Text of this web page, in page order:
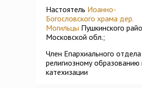
Настоятель Иоанно-
Богословского храма дер.
Могильцы Пушкинского
Московской обл.;
Член Епархиального
религиозному образованию
катехизации